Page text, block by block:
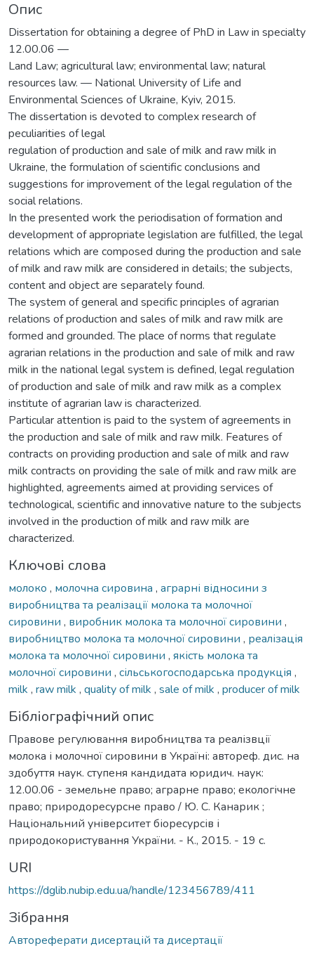
Опис
Dissertation for obtaining a degree of PhD in Law in specialty
12.00.06 —
Land Law; agricultural law; environmental law; natural
resources law. — National University of Life and
Environmental Sciences of Ukraine, Kyiv, 2015.
The dissertation is devoted to complex research of
peculiarities of legal
regulation of production and sale of milk and raw milk in
Ukraine, the formulation of scientific conclusions and
suggestions for improvement of the legal regulation of the
social relations.
In the presented work the periodisation of formation and
development of appropriate legislation are fulfilled, the legal
relations which are composed during the production and sale
of milk and raw milk are considered in details; the subjects,
content and object are separately found.
The system of general and specific principles of agrarian
relations of production and sales of milk and raw milk are
formed and grounded. The place of norms that regulate
agrarian relations in the production and sale of milk and raw
milk in the national legal system is defined, legal regulation
of production and sale of milk and raw milk as a complex
institute of agrarian law is characterized.
Particular attention is paid to the system of agreements in
the production and sale of milk and raw milk. Features of
contracts on providing production and sale of milk and raw
milk contracts on providing the sale of milk and raw milk are
highlighted, agreements aimed at providing services of
technological, scientific and innovative nature to the subjects
involved in the production of milk and raw milk are
characterized.
Ключові слова
молоко , молочна сировина , аграрні відносини з
виробництва та реалізації молока та молочної
сировини , виробник молока та молочної сировини ,
виробництво молока та молочної сировини , реалізація
молока та молочної сировини , якість молока та
молочної сировини , сільськогосподарська продукція ,
milk , raw milk , quality of milk , sale of milk , producer of milk
Бібліографічний опис
Правове регулювання виробництва та реалізвції
молока і молочної сировини в Україні: автореф. дис. на
здобуття наук. ступеня кандидата юридич. наук:
12.00.06 - земельне право; аграрне право; екологічне
право; природоресурсне право / Ю. С. Канарик ;
Національний університет біоресурсів і
природокористування України. - К., 2015. - 19 с.
URI
https://dglib.nubip.edu.ua/handle/123456789/411
Зібрання
Автореферати дисертацій та дисертації